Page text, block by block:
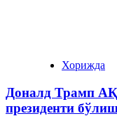
Хорижда
Доналд Трамп
президенти